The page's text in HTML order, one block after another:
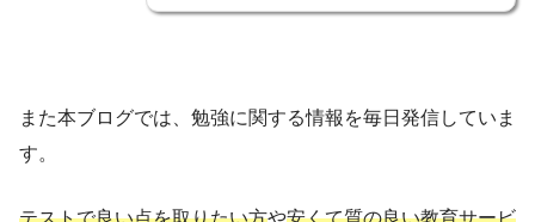
また本ブログでは、勉強に関する情報を毎日発信していま
す。